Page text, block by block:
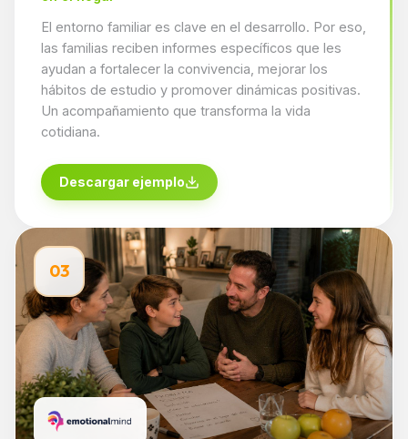
El entorno familiar es clave en el desarrollo. Por eso,
las familias reciben informes específicos que les
ayudan a fortalecer la convivencia, mejorar los
hábitos de estudio y promover dinámicas positivas.
Un acompañamiento que transforma la vida
cotidiana.
Descargar ejemplo
03